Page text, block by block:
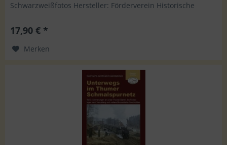
Schwarzweißfotos Hersteller: Förderverein Historische
17,90 € *
Merken